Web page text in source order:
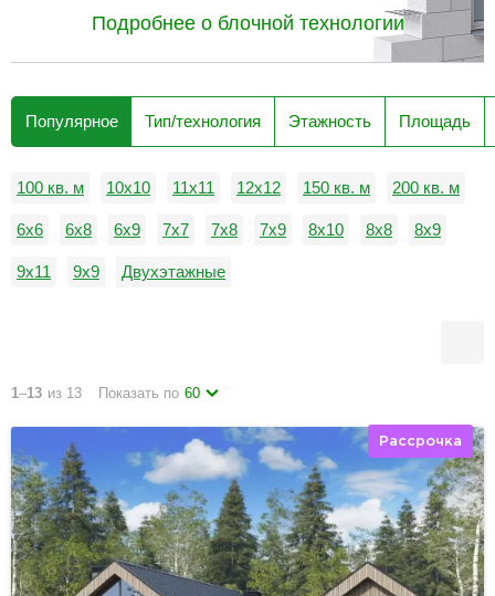
Подробнее о блочной технологии
Популярное Тип/технология Этажность Площадь
100 кв. м 10x10 11x11 12x12 150 кв. м 200 кв. м
6x6 6x8 6x9 7x7 7x8 7x9 8x10 8x8 8x9
9x11 9x9 Двухэтажные
1–13 из 13 Показать по 60
Рассрочка